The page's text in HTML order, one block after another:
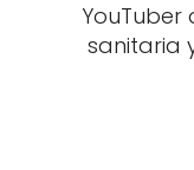
sanitaria